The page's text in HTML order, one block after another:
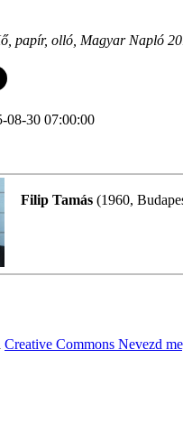
papír, olló, Magyar Napló
08-30 07:00:00
Filip Tamás (1960,
Creative Commons Nevezd